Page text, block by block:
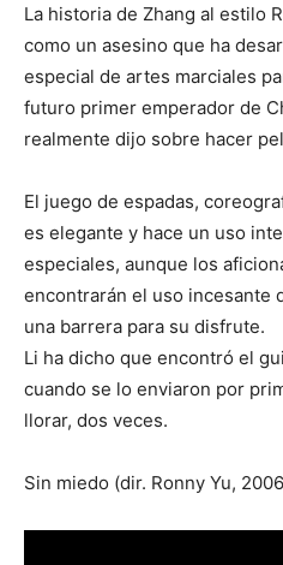
La historia de Zhang al estilo
como un asesino que ha
especial de artes marciales
futuro primer emperador de
realmente dijo sobre hacer
El juego de espadas,
es elegante y hace un uso
especiales, aunque los
encontrarán el uso incesante
una barrera para su disfrute.
Li ha dicho que encontró el
cuando se lo enviaron por
llorar, dos veces.
Sin miedo (dir. Ronny Yu,